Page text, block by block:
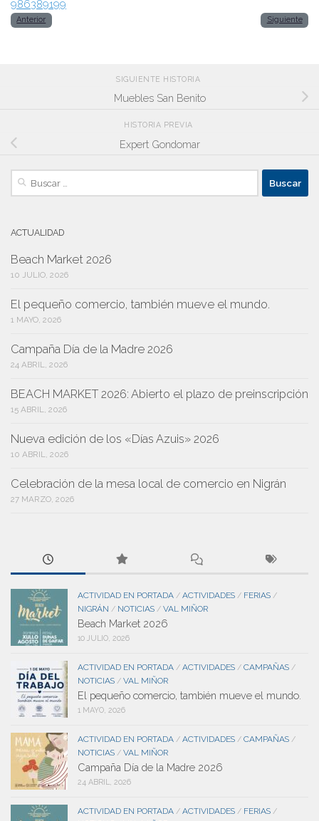
986389199
Anterior Siguiente
SIGUIENTE HISTORIA
Muebles San Benito
HISTORIA PREVIA
Expert Gondomar
Buscar:
ACTUALIDAD
Beach Market 2026
10 JULIO, 2026
El pequeño comercio, también mueve el mundo.
1 MAYO, 2026
Campaña Día de la Madre 2026
24 ABRIL, 2026
BEACH MARKET 2026: Abierto el plazo de preinscripción
15 ABRIL, 2026
Nueva edición de los «Días Azuis» 2026
10 ABRIL, 2026
Celebración de la mesa local de comercio en Nigrán
27 MARZO, 2026
ACTIVIDAD EN PORTADA / ACTIVIDADES / FERIAS /
NIGRÁN / NOTICIAS / VAL MIÑOR
Beach Market 2026
10 JULIO, 2026
ACTIVIDAD EN PORTADA / ACTIVIDADES / CAMPAÑAS /
NOTICIAS / VAL MIÑOR
El pequeño comercio, también mueve el mundo.
1 MAYO, 2026
ACTIVIDAD EN PORTADA / ACTIVIDADES / CAMPAÑAS /
NOTICIAS / VAL MIÑOR
Campaña Día de la Madre 2026
24 ABRIL, 2026
ACTIVIDAD EN PORTADA / ACTIVIDADES / FERIAS /